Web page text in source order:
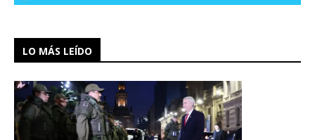
LO MÁS LEÍDO